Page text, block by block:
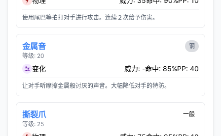
使用尾巴等拍打对手进行攻击。连续２次给予伤害。
金属音
等级: 20
钢
变化 威力: -命中: 85%PP: 40
让对手听摩擦金属般讨厌的声音。大幅降低对手的特防。
撕裂爪
等级: 25
一般